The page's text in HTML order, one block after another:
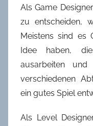
Als Game
zu entscheiden,
Meistens sind es
Idee haben,
ausarbeiten
verschiedenen
ein gutes Spiel
Als Level